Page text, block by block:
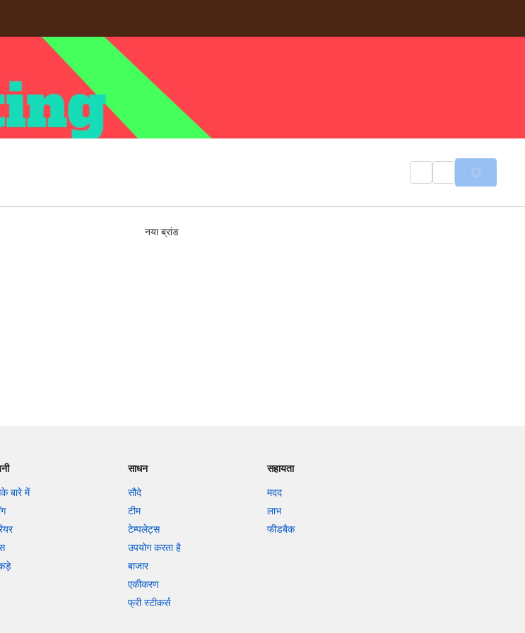
नया ब्रांड
बारे में
साधन
सौदे
टीम
टेम्पलेट्स
उपयोग करता है
बाजार
एकीकरण
फ्री स्टीकर्स
सहायता
मदद
लाभ
फीडबैक